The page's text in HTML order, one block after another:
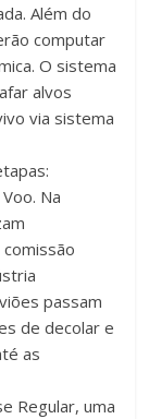
Além do
computar
O sistema
alvos
via sistema
Na
passam
de decolar e
as
Regular, uma